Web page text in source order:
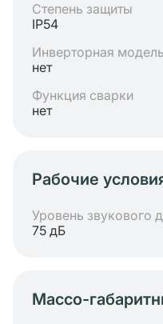
Степень защиты
IP54
Инверторная модель
нет
Функция сварки
нет
Рабочие
Уровень звукового
75 дБ
Массо-